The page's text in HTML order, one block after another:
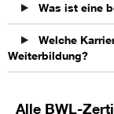
Was ist eine
Welche
Weiterbildung?
Alle BWL-